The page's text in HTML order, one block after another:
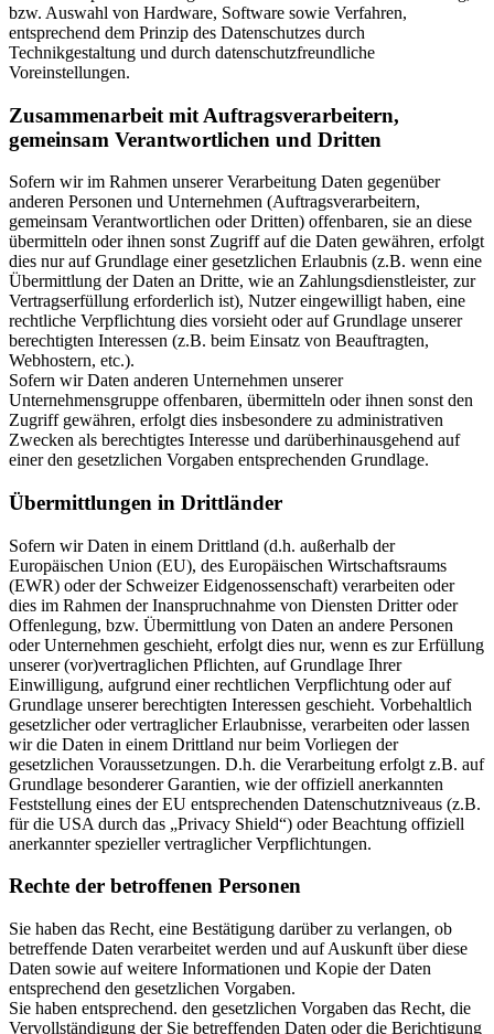
bzw. Auswahl von Hardware, Software sowie Verfahren,
entsprechend dem Prinzip des Datenschutzes durch
Technikgestaltung und durch datenschutzfreundliche
Voreinstellungen.
Zusammenarbeit mit Auftragsverarbeitern,
gemeinsam Verantwortlichen und Dritten
Sofern wir im Rahmen unserer Verarbeitung Daten gegenüber
anderen Personen und Unternehmen (Auftragsverarbeitern,
gemeinsam Verantwortlichen oder Dritten) offenbaren, sie an diese
übermitteln oder ihnen sonst Zugriff auf die Daten gewähren, erfolgt
dies nur auf Grundlage einer gesetzlichen Erlaubnis (z.B. wenn eine
Übermittlung der Daten an Dritte, wie an Zahlungsdienstleister, zur
Vertragserfüllung erforderlich ist), Nutzer eingewilligt haben, eine
rechtliche Verpflichtung dies vorsieht oder auf Grundlage unserer
berechtigten Interessen (z.B. beim Einsatz von Beauftragten,
Webhostern, etc.).
Sofern wir Daten anderen Unternehmen unserer
Unternehmensgruppe offenbaren, übermitteln oder ihnen sonst den
Zugriff gewähren, erfolgt dies insbesondere zu administrativen
Zwecken als berechtigtes Interesse und darüberhinausgehend auf
einer den gesetzlichen Vorgaben entsprechenden Grundlage.
Übermittlungen in Drittländer
Sofern wir Daten in einem Drittland (d.h. außerhalb der
Europäischen Union (EU), des Europäischen Wirtschaftsraums
(EWR) oder der Schweizer Eidgenossenschaft) verarbeiten oder
dies im Rahmen der Inanspruchnahme von Diensten Dritter oder
Offenlegung, bzw. Übermittlung von Daten an andere Personen
oder Unternehmen geschieht, erfolgt dies nur, wenn es zur Erfüllung
unserer (vor)vertraglichen Pflichten, auf Grundlage Ihrer
Einwilligung, aufgrund einer rechtlichen Verpflichtung oder auf
Grundlage unserer berechtigten Interessen geschieht. Vorbehaltlich
gesetzlicher oder vertraglicher Erlaubnisse, verarbeiten oder lassen
wir die Daten in einem Drittland nur beim Vorliegen der
gesetzlichen Voraussetzungen. D.h. die Verarbeitung erfolgt z.B. auf
Grundlage besonderer Garantien, wie der offiziell anerkannten
Feststellung eines der EU entsprechenden Datenschutzniveaus (z.B.
für die USA durch das „Privacy Shield“) oder Beachtung offiziell
anerkannter spezieller vertraglicher Verpflichtungen.
Rechte der betroffenen Personen
Sie haben das Recht, eine Bestätigung darüber zu verlangen, ob
betreffende Daten verarbeitet werden und auf Auskunft über diese
Daten sowie auf weitere Informationen und Kopie der Daten
entsprechend den gesetzlichen Vorgaben.
Sie haben entsprechend. den gesetzlichen Vorgaben das Recht, die
Vervollständigung der Sie betreffenden Daten oder die Berichtigung